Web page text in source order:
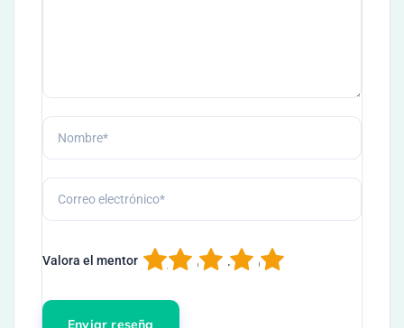
Valora el mentor 5
4
3
2
1